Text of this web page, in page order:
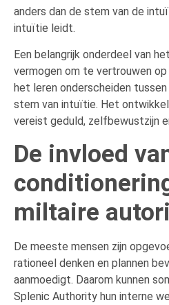
anders dan de stem van de
intuïtie leidt.
Een belangrijk onderdeel van
vermogen om te vertrouwen
het leren onderscheiden
stem van intuïtie. Het
vereist geduld, zelfbewustzijn
De invloed
miltaire
De meeste mensen zijn
rationeel denken en plannen
aanmoedigt. Daarom kunnen
Splenic Authority hun interne